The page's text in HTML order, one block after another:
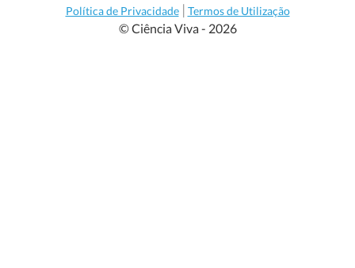
Política de Privacidade| Termos de Utilização
© Ciência Viva - 2026